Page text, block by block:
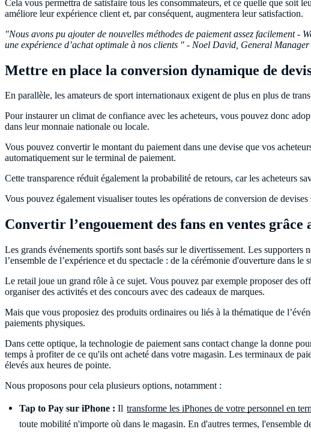
Cela vous permettra de satisfaire tous les consommateurs, et ce quelle que soit
améliore leur expérience client et, par conséquent, augmentera leur satisfaction.
"Nous avons pu ajouter de nouvelles méthodes de paiement assez facilement
une expérience d’achat optimale à nos clients " - Noel David, General
Mettre en place la conversion dynamique de
En parallèle, les amateurs de sport internationaux exigent de plus en plus de
Pour instaurer un climat de confiance avec les acheteurs, vous pouvez donc
dans leur monnaie nationale ou locale.
Vous pouvez convertir le montant du paiement dans une devise que vos
automatiquement sur le terminal de paiement.
Cette transparence réduit également la probabilité de retours, car les acheteurs
Vous pouvez également visualiser toutes les opérations de conversion de
Convertir l’engouement des fans en ventes
Les grands événements sportifs sont basés sur le divertissement. Les
l’ensemble de l’expérience et du spectacle : de la cérémonie d'ouverture dans
Le retail joue un grand rôle à ce sujet. Vous pouvez par exemple proposer des
organiser des activités et des concours avec des cadeaux de marques.
Mais que vous proposiez des produits ordinaires ou liés à la thématique de
paiements physiques.
Dans cette optique, la technologie de paiement sans contact change la donne
temps à profiter de ce qu'ils ont acheté dans votre magasin. Les terminaux de
élevés aux heures de pointe.
Nous proposons pour cela plusieurs options, notamment :
Tap to Pay sur iPhone : Il transforme les iPhones de votre personnel en
toute mobilité n'importe où dans le magasin. En d'autres termes, l'ensemble